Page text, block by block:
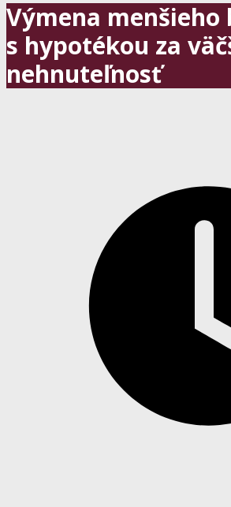
Výmena menšieho
s hypotékou za
nehnuteľnosť